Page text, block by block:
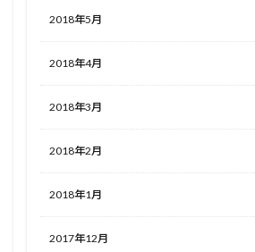
2018年5月
2018年4月
2018年3月
2018年2月
2018年1月
2017年12月